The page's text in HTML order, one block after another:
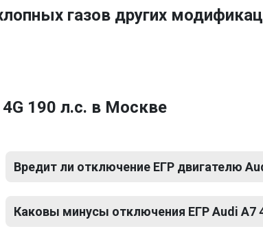
газов других
190 л.с. в Москве
Вредит ли отключение ЕГР двигателю
Каковы минусы отключения ЕГР Audi A7